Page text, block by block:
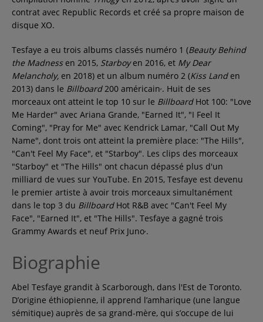
contrat avec Republic Records et créé sa propre maison de
disque XO.
Tesfaye a eu trois albums classés numéro 1 (Beauty Behind
the Madnessen 2015, Starboyen 2016, et My Dear
Melancholy, en 2018) et un album numéro 2 (Kiss Landen
2013) dans le Billboard200 américain . Huit de ses
morceaux ont atteint le top 10 sur le BillboardHot 100: "Love
Me Harder" avec Ariana Grande, "Earned It", "I Feel It
Coming", "Pray for Me" avec Kendrick Lamar, "Call Out My
Name", dont trois ont atteint la première place: "The Hills",
"Can't Feel My Face", et "Starboy". Les clips des morceaux
"Starboy" et "The Hills" ont chacun dépassé plus d'un
milliard de vues sur YouTube. En 2015, Tesfaye est devenu
le premier artiste à avoir trois morceaux simultanément
dans le top 3 du BillboardHot R&B avec "Can't Feel My
Face", "Earned It", et "The Hills". Tesfaye a gagné trois
Grammy Awards et neuf Prix Juno .
Biographie
Abel Tesfaye grandit à Scarborough, dans l'Est de Toronto.
D’origine éthiopienne, il apprend l’amharique (une langue
sémitique) auprès de sa grand-mère, qui s’occupe de lui